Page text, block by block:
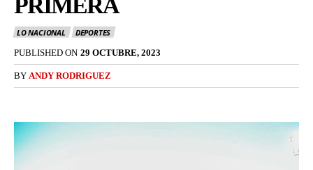
PRIMERA
LO NACIONAL
DEPORTES
PUBLISHED ON 29 OCTUBRE, 2023
BY ANDY RODRIGUEZ